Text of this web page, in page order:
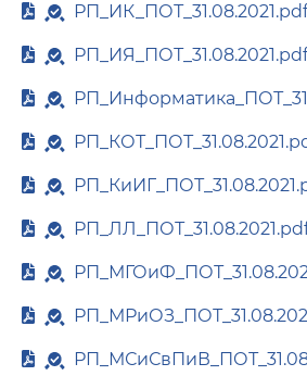
РП_ИК_ПОТ_31.08.2021.pdf
РП_ИЯ_ПОТ_31.08.2021.pdf